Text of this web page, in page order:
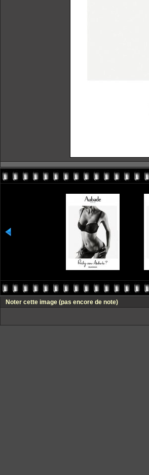
Noter cette image (pas encore de note)